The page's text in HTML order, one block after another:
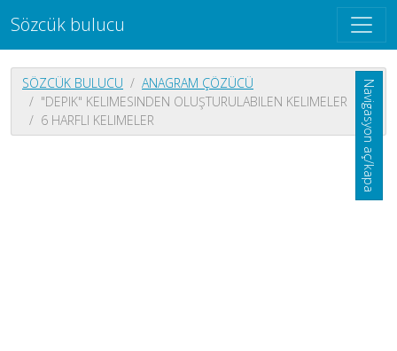
Sözcük bulucu
Navigasyon aç/kapa
SÖZCÜK BULUCU
ANAGRAM ÇÖZÜCÜ
"DEPIK" KELIMESINDEN OLUŞTURULABILEN KELIMELER
6 HARFLI KELIMELER